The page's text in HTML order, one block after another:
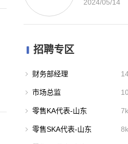
2024/05/14
招聘专区
 财务部经理
 市场总监
 零售KA代表-山东
 零售SKA代表-山东